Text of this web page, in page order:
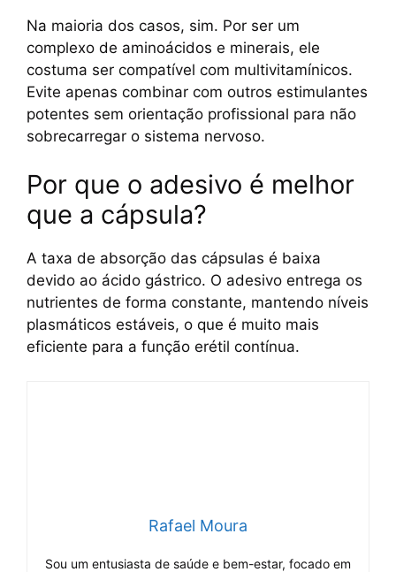
Na maioria dos casos, sim. Por ser um
complexo de aminoácidos e minerais, ele
costuma ser compatível com multivitamínicos.
Evite apenas combinar com outros estimulantes
potentes sem orientação profissional para não
sobrecarregar o sistema nervoso.
Por que o adesivo é melhor
que a cápsula?
A taxa de absorção das cápsulas é baixa
devido ao ácido gástrico. O adesivo entrega os
nutrientes de forma constante, mantendo níveis
plasmáticos estáveis, o que é muito mais
eficiente para a função erétil contínua.
Rafael Moura
Sou um entusiasta de saúde e bem-estar, focado em